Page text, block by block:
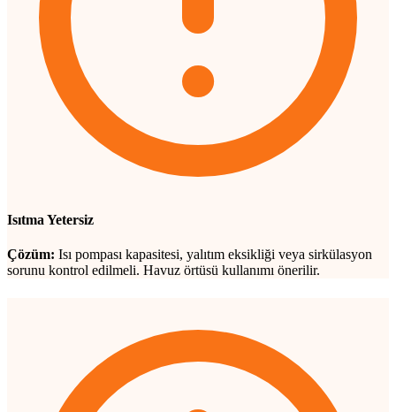
Isıtma Yetersiz
Çözüm: Isı pompası kapasitesi, yalıtım eksikliği veya sirkülasyon
sorunu kontrol edilmeli. Havuz örtüsü kullanımı önerilir.